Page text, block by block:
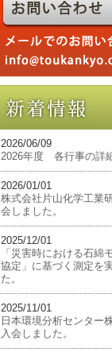
2026/06/09
2026年度 各行事の詳
2026/01/01
株式会社片山化学工業
会しました。
2025/12/01
「災害時における石綿
協定」に基づく測定を
た。
2025/11/01
日本環境分析センター
入会しました。